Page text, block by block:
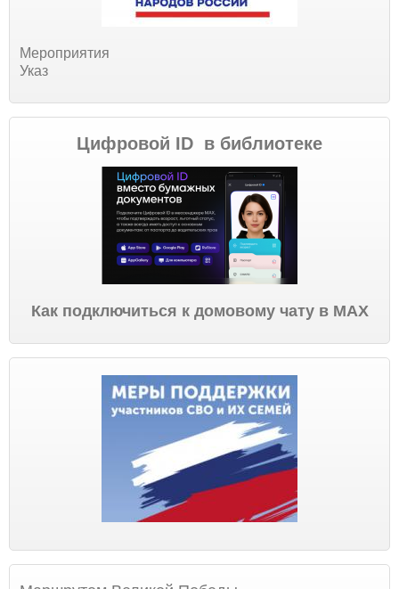
Мероприятия
Указ
Цифровой ID в библиотеке
Как подключиться к домовому чату в МАХ